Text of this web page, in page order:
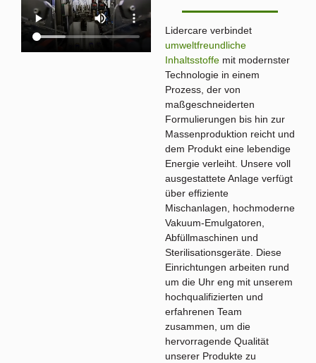
Lidercare verbindet
umweltfreundliche
Inhaltsstoffe mit modernster
Technologie in einem
Prozess, der von
maßgeschneiderten
Formulierungen bis hin zur
Massenproduktion reicht und
dem Produkt eine lebendige
Energie verleiht. Unsere voll
ausgestattete Anlage verfügt
über effiziente
Mischanlagen, hochmoderne
Vakuum-Emulgatoren,
Abfüllmaschinen und
Sterilisationsgeräte. Diese
Einrichtungen arbeiten rund
um die Uhr eng mit unserem
hochqualifizierten und
erfahrenen Team
zusammen, um die
hervorragende Qualität
unserer Produkte zu